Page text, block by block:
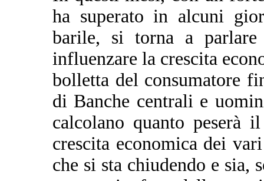
ha superato in alcuni
barile, si torna a
influenzare la crescita
bolletta del consumatore
di Banche centrali e
calcolano quanto peserà
crescita economica dei
che si sta chiudendo e